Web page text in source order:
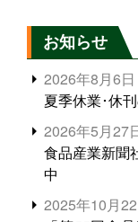
お知らせ
2026年8月6日
夏季休業･休
2026年5月27
食品産業新聞
中
2025年10月